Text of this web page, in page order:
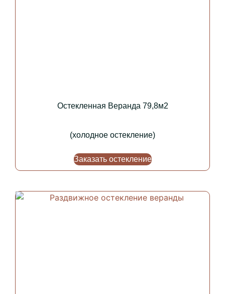
Остекленная Веранда 79,8м2
(холодное остекление)
Заказать остекление